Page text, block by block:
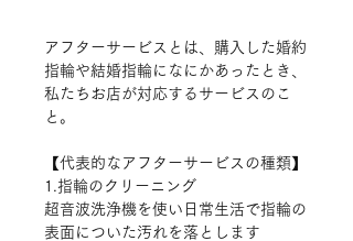
アフターサービスとは、購入した婚約
指輪や結婚指輪になにかあったとき、
私たちお店が対応するサービスのこ
と。
【代表的なアフターサービスの種類】
1.指輪のクリーニング
超音波洗浄機を使い日常生活で指輪の
表面についた汚れを落とします